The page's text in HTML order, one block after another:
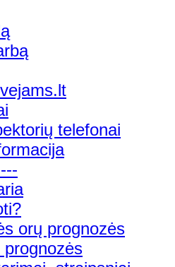
telefonai
orų prognozės
prognozės